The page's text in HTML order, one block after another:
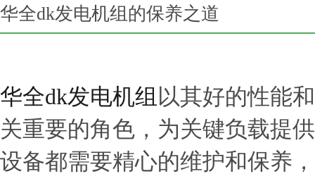
华全dk发电机组的保养之道
华全dk发电机组 以其好的性能
关重要的角色，为关键负载提
设备都需要精心的维护和保养